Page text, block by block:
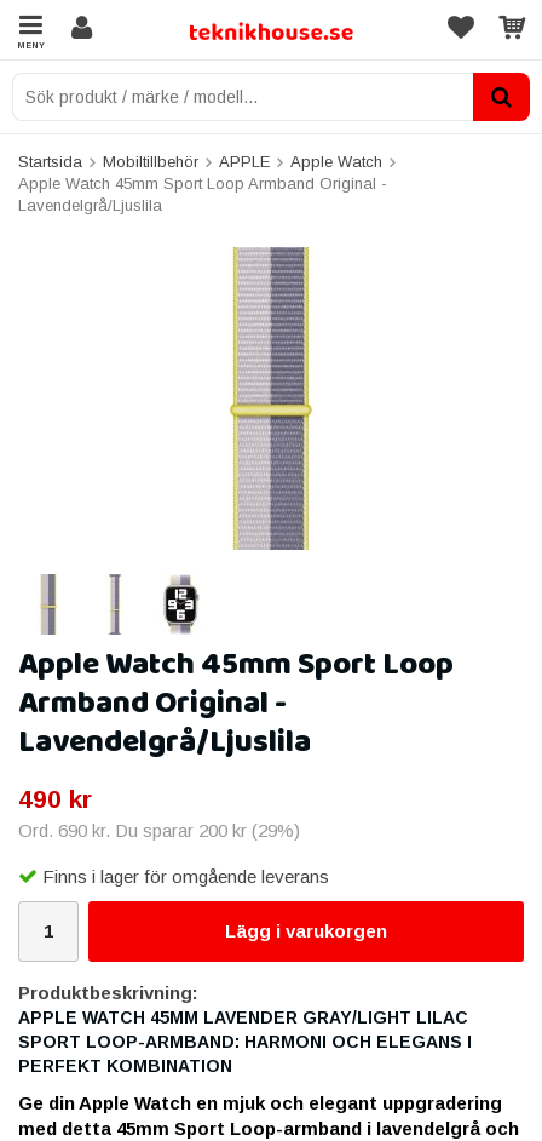
MENY
Startsida Mobiltillbehör APPLE
Apple Watch
Apple Watch 45mm Sport Loop Armband Original -
Lavendelgrå/Ljuslila
Apple Watch 45mm Sport Loop
Armband Original -
Lavendelgrå/Ljuslila
490 kr
Ord. 690 kr. Du sparar 200 kr (29%)
Finns i lager för omgående leverans
Lägg i varukorgen
Produktbeskrivning:
APPLE WATCH 45MM LAVENDER GRAY/LIGHT LILAC
SPORT LOOP-ARMBAND: HARMONI OCH ELEGANS I
PERFEKT KOMBINATION
Ge din Apple Watch en mjuk och elegant uppgradering
med detta 45mm Sport Loop-armband i lavendelgrå och